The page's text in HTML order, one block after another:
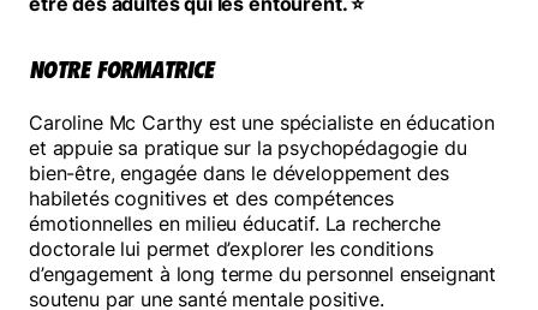
NOTRE FORMATRICE
Caroline Mc Carthy est une spécialiste en éducation
et appuie sa pratique sur la psychopédagogie du
bien-être, engagée dans le développement des
habiletés cognitives et des compétences
émotionnelles en milieu éducatif. La recherche
doctorale lui permet d’explorer les conditions
d’engagement à long terme du personnel enseignant
soutenu par une santé mentale positive.